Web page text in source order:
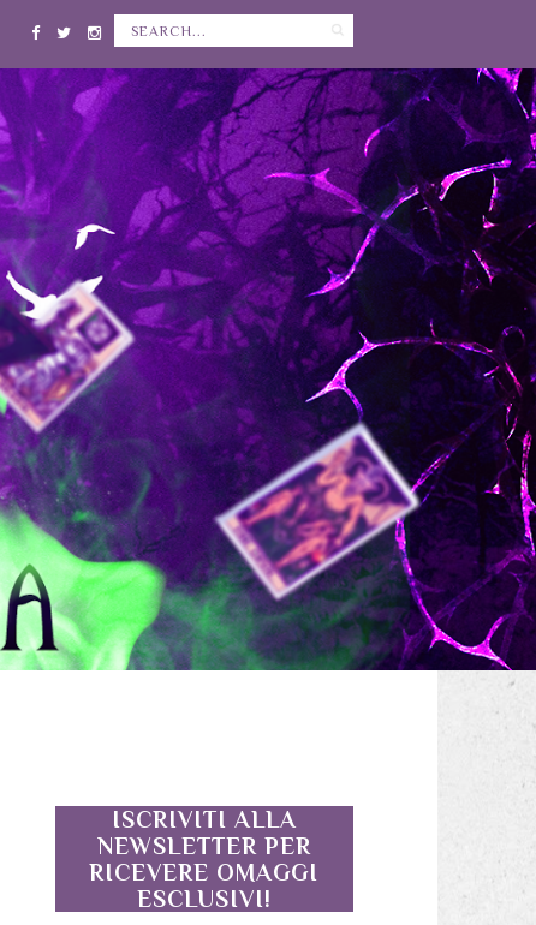
ISCRIVITI ALLA
NEWSLETTER PER
RICEVERE OMAGGI
ESCLUSIVI!